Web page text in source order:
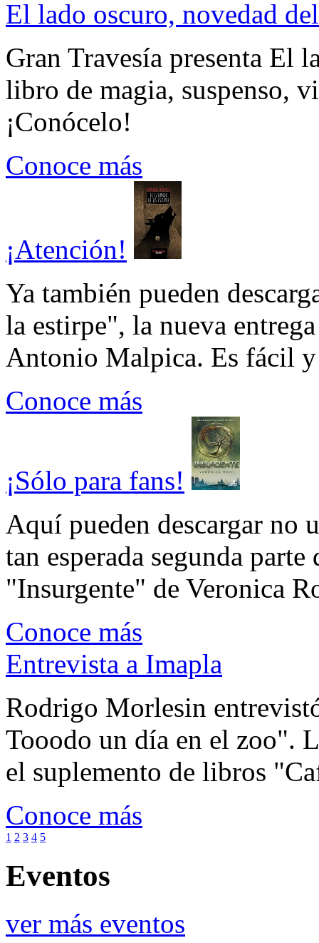
El lado oscuro, novedad
Gran Travesía presenta El
libro de magia, suspenso,
¡Conócelo!
Conoce más
¡Atención!
Ya también pueden
la estirpe", la nueva
Antonio Malpica. Es fácil
Conoce más
¡Sólo para fans!
Aquí pueden descargar no
tan esperada segunda
"Insurgente" de Veronica
Conoce más
Entrevista a Imapla
Rodrigo Morlesin
Tooodo un día en el zoo".
el suplemento de libros
Conoce más
1 2 3 4 5
Eventos
ver más eventos